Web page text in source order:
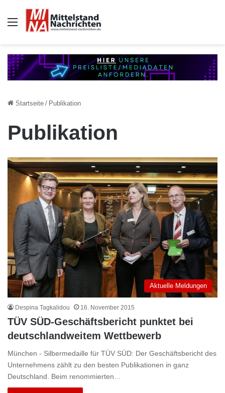
Auswahl
Startseite / Publikation
Publikation
Aktuelle Meldungen
Despina Tagkalidou 16. November 2015
TÜV SÜD-Geschäftsbericht punktet bei
deutschlandweitem Wettbewerb
München - Silbermedaille für TÜV SÜD: Der Geschäftsbericht des
Unternehmens zählt zu den besten Publikationen in ganz
Deutschland. Beim renommierten…